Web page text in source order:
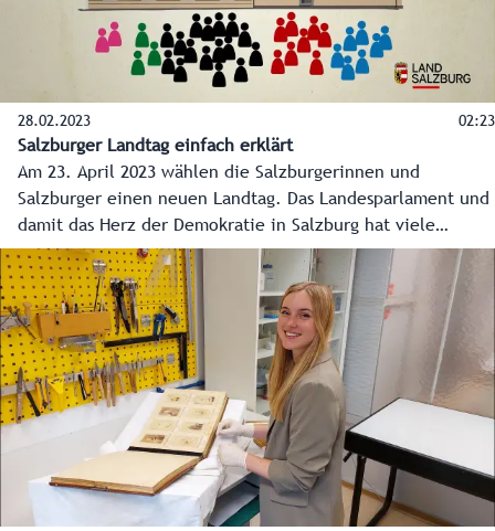
28.02.2023 02:23
Salzburger Landtag einfach erklärt
Am 23. April 2023 wählen die Salzburgerinnen und
Salzburger einen neuen Landtag. Das Landesparlament und
damit das Herz der Demokratie in Salzburg hat viele
Aufgaben. Dieses Video erklärt welche und auch wie sich
der Landtag derzeit zusammensetzt.